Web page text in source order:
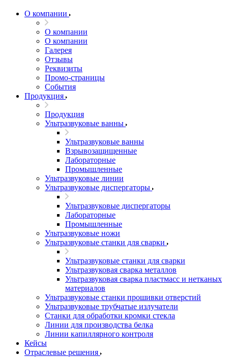
О компании
О компании
О компании
Галерея
Отзывы
Реквизиты
Промо-страницы
События
Продукция
Продукция
Ультразвуковые ванны
Ультразвуковые ванны
Взрывозащищенные
Лабораторные
Промышленные
Ультразвуковые линии
Ультразвуковые диспергаторы
Ультразвуковые диспергаторы
Лабораторные
Промышленные
Ультразвуковые ножи
Ультразвуковые станки для сварки
Ультразвуковые станки для сварки
Ультразвуковая сварка металлов
Ультразвуковая сварка пластмасс и нетканых
материалов
Ультразвуковые станки прошивки отверстий
Ультразвуковые трубчатые излучатели
Станки для обработки кромки стекла
Линии для производства белка
Линии капиллярного контроля
Кейсы
Отраслевые решения